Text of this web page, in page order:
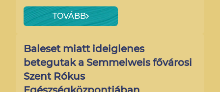
TOVÁBB
Baleset miatt ideiglenes
betegutak a Semmelweis fővárosi
Szent Rókus